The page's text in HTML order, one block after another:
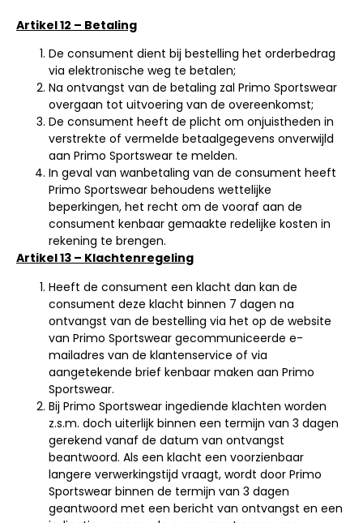
Artikel 12 – Betaling
De consument dient bij bestelling het orderbedrag
via elektronische weg te betalen;
Na ontvangst van de betaling zal Primo Sportswear
overgaan tot uitvoering van de overeenkomst;
De consument heeft de plicht om onjuistheden in
verstrekte of vermelde betaalgegevens onverwijld
aan Primo Sportswear te melden.
In geval van wanbetaling van de consument heeft
Primo Sportswear behoudens wettelijke
beperkingen, het recht om de vooraf aan de
consument kenbaar gemaakte redelijke kosten in
rekening te brengen.
Artikel 13 – Klachtenregeling
Heeft de consument een klacht dan kan de
consument deze klacht binnen 7 dagen na
ontvangst van de bestelling via het op de website
van Primo Sportswear gecommuniceerde e-
mailadres van de klantenservice of via
aangetekende brief kenbaar maken aan Primo
Sportswear.
Bij Primo Sportswear ingediende klachten worden
z.s.m. doch uiterlijk binnen een termijn van 3 dagen
gerekend vanaf de datum van ontvangst
beantwoord. Als een klacht een voorzienbaar
langere verwerkingstijd vraagt, wordt door Primo
Sportswear binnen de termijn van 3 dagen
geantwoord met een bericht van ontvangst en een